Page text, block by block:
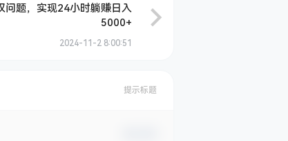
问题，实现24小时躺赚日入
5000+
2024-11-2 8:00:51
提示标题